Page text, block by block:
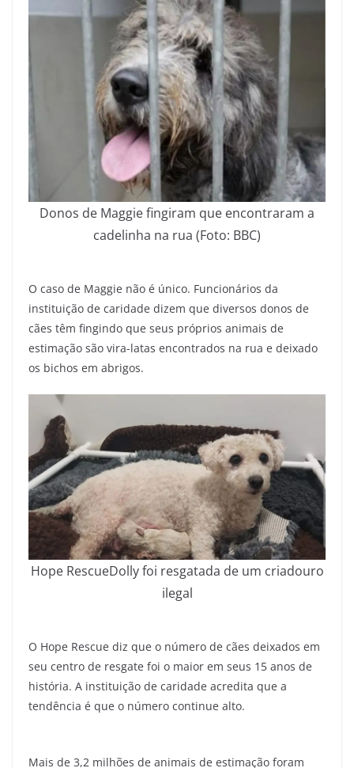
Donos de Maggie fingiram que encontraram a
cadelinha na rua (Foto: BBC)
O caso de Maggie não é único. Funcionários da
instituição de caridade dizem que diversos donos de
cães têm fingindo que seus próprios animais de
estimação são vira-latas encontrados na rua e deixado
os bichos em abrigos.
Hope RescueDolly foi resgatada de um criadouro
ilegal
O Hope Rescue diz que o número de cães deixados em
seu centro de resgate foi o maior em seus 15 anos de
história. A instituição de caridade acredita que a
tendência é que o número continue alto.
Mais de 3,2 milhões de animais de estimação foram